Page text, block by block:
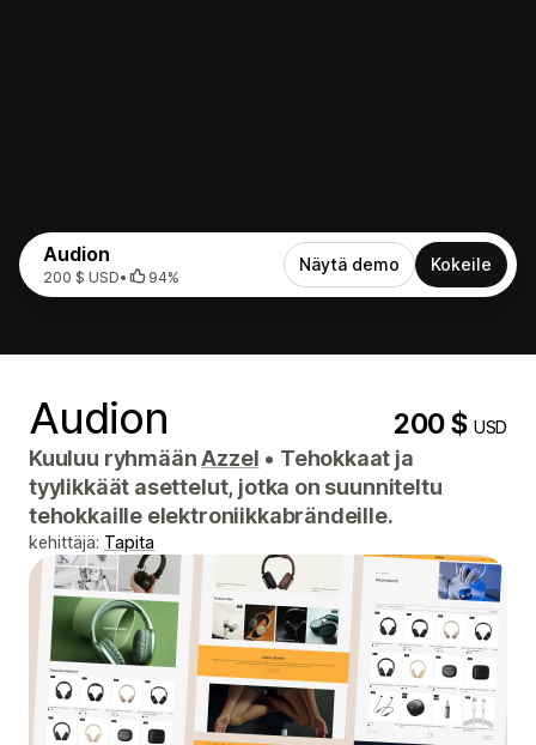
Audion
200 $ USD• 94%
Näytä demo Kokeile
Audion 200 $USD
Kuuluu ryhmäänAzzel • Tehokkaat ja
tyylikkäät asettelut, jotka on suunniteltu
tehokkaille elektroniikkabrändeille.
kehittäjä: Tapita